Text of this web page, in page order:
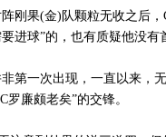
果(金)队颗粒无收之后，C
进球”的，也有质疑他没有
一次出现，一直以来，无
罗廉颇老矣”的交锋。